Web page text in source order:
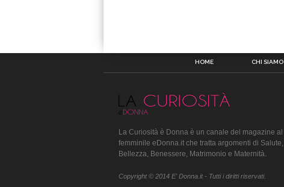
HOME CHI SIAMO
La Curiosità è Donna è un canale del magazine al
femminile eDonna.it che tratta argomenti di Salute,
Bellezza, Benessere, Matrimonio e Maternità.
Copyright © 2014 E' Donna.it - Tutti i diritti riservati.